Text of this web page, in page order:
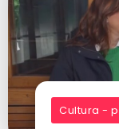
Cultura -